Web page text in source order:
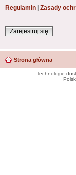
Regulamin | Zasady
Zarejestruj się
Strona główna
Technologię